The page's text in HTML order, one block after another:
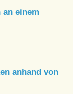
einem
anhand von